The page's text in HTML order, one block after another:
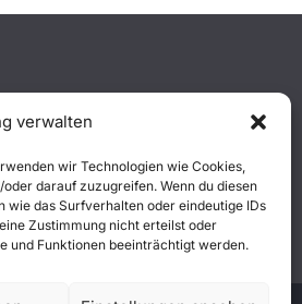
verwalten
wir Technologien wie Cookies,
darauf zuzugreifen. Wenn du diesen
das Surfverhalten oder eindeutige IDs
Zustimmung nicht erteilst oder
und Funktionen beeinträchtigt werden.